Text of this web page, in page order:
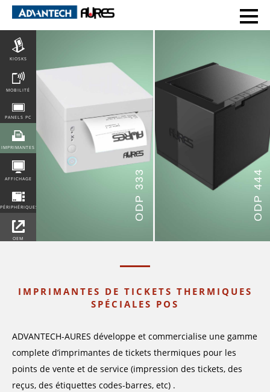
KIOSKS
MOBILITÉ
PANELS PC
IMPRIMANTES
AFFICHAGE
PÉRIPHÉRIQUES
OEM
ODP 333 ODP 444
IMPRIMANTES DE TICKETS THERMIQUES
SPÉCIALES POS
ADVANTECH-AURES développe et commercialise une gamme
complete d’imprimantes de tickets thermiques pour les
points de vente et de service (impression des tickets, des
reçus, des étiquettes codes-barres, etc) .